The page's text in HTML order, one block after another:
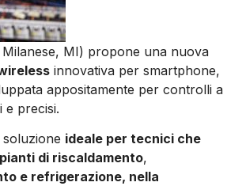
Milanese, MI) propone una nuova
innovativa per smartphone,
appositamente per controlli a
e precisi.
soluzione ideale per tecnici che
di riscaldamento,
e refrigerazione, nella